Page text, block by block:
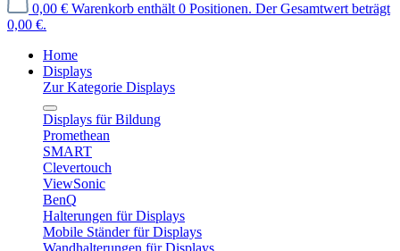
0,00 € Warenkorb enthält 0 Positionen. Der Gesamtwert beträgt
0,00 €.
Home
Displays
Zur Kategorie Displays
Displays für Bildung
Promethean
SMART
Clevertouch
ViewSonic
BenQ
Halterungen für Displays
Mobile Ständer für Displays
Wandhalterungen für Displays